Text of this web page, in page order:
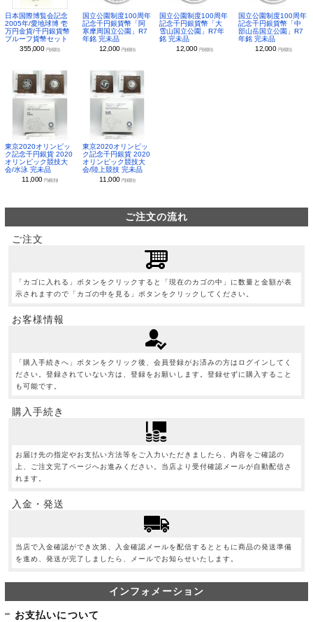
日本国際博覧会記念
2005年/愛地球博 壱
万円金貨/千円銀貨幣
プルーフ貨幣セット
355,000 円(税別)
国立公園制度100周年
記念千円銀貨幣「阿
寒摩周国立公園」R7
年銘 完未品
12,000 円(税別)
国立公園制度100周年
記念千円銀貨幣「大
雪山国立公園」R7年
銘 完未品
12,000 円(税別)
国立公園制度100周年
記念千円銀貨幣「中
部山岳国立公園」R7
年銘 完未品
12,000 円(税別)
東京2020オリンピッ
ク記念千円銀貨 2020
オリンピック競技大
会/水泳 完未品
11,000円(税別)
東京2020オリンピッ
ク記念千円銀貨 2020
オリンピック競技大
会/陸上競技 完未品
11,000 円(税別)
ご注文の流れ
ご注文
「カゴに入れる」ボタンをクリックすると「現在のカゴの中」に数量と金額が表
示されますので「カゴの中を見る」ボタンをクリックしてください。
お客様情報
「購入手続きへ」ボタンをクリック後、会員登録がお済みの方はログインしてく
ださい。登録されていない方は、登録をお願いします。登録せずに購入すること
も可能です。
購入手続き
お届け先の指定やお支払い方法等をご入力いただきましたら、内容をご確認の
上、ご注文完了ページへお進みください。当店より受付確認メールが自動配信さ
れます。
入金・発送
当店で入金確認ができ次第、入金確認メールを配信するとともに商品の発送準備
を進め、発送が完了しましたら、メールでお知らせいたします。
インフォメーション
お支払いについて